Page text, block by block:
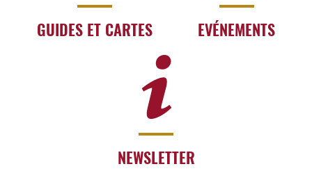
GUIDES ET CARTES EVÉNEMENTS
NEWSLETTER